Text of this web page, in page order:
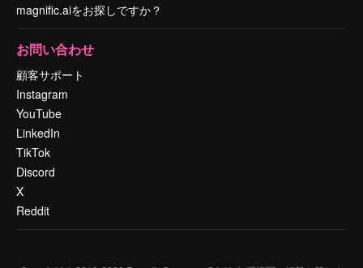
magnific.aiをお探しですか？
お問い合わせ
顧客サポート
Instagram
YouTube
LinkedIn
TikTok
Discord
X
Reddit